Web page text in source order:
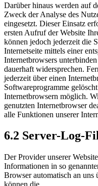
Darüber hinaus werden auf
Zweck der Analyse des
eingesetzt. Dieser Einsatz
ersten Aufruf der Website
können jedoch jederzeit die
Internetseite mittels einer
Internetbrowsers
dauerhaft widersprechen.
jederzeit über einen
Softwareprogramme
Internetbrowsern möglich.
genutzten Internetbrowser
alle Funktionen unserer
6.2 Server-Log-
Der Provider unserer
Informationen in so
Browser automatisch an uns